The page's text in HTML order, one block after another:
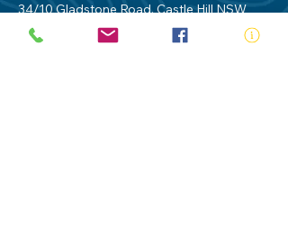
34/10 Gladstone Road, Castle Hill NSW
2154
PO Box 8307, Baulkham Hills BC NSW